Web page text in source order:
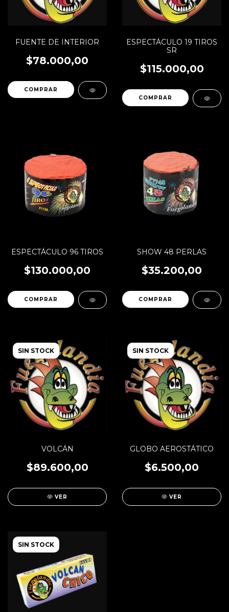
FUENTE DE INTERIOR
$78.000,00
ESPECTÁCULO 19 TIROS
SR
$115.000,00
ESPECTÁCULO 96 TIROS
$130.000,00
SHOW 48 PERLAS
$35.200,00
SIN STOCK
VOLCÁN
$89.600,00
VER
SIN STOCK
GLOBO AEROSTÁTICO
$6.500,00
VER
SIN STOCK